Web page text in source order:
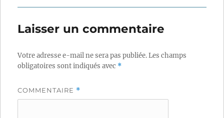
Laisser un commentaire
Votre adresse e-mail ne sera pas publiée.Les champs
obligatoires sont indiqués avec *
COMMENTAIRE *